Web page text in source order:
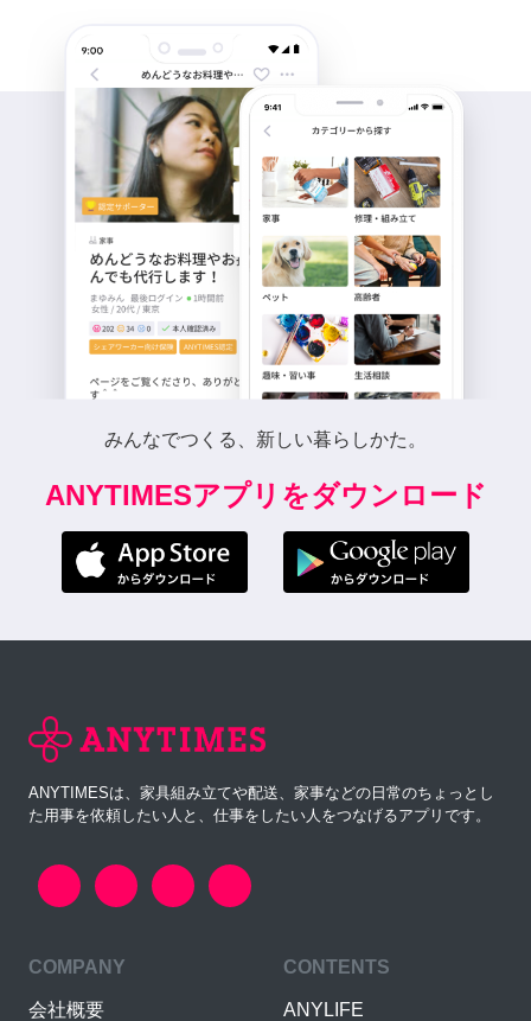
みんなでつくる、新しい暮らしかた。
ANYTIMESアプリをダウンロード
ANYTIMESは、家具組み立てや配送、家事などの日常のちょっとし
た用事を依頼したい人と、仕事をしたい人をつなげるアプリです。
COMPANY
会社概要
CONTENTS
ANYLIFE